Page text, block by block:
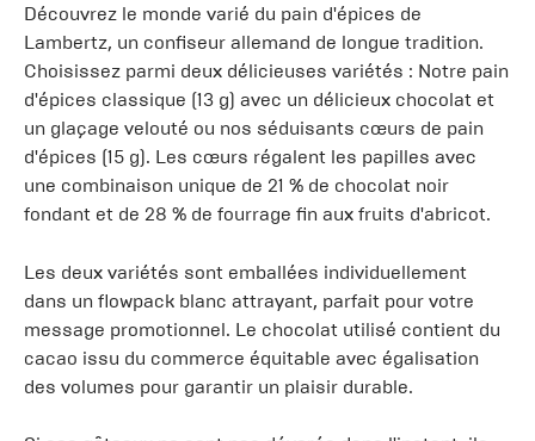
Découvrez le monde varié du pain d'épices de
Lambertz, un confiseur allemand de longue tradition.
Choisissez parmi deux délicieuses variétés : Notre pain
d'épices classique (13 g) avec un délicieux chocolat et
un glaçage velouté ou nos séduisants cœurs de pain
d'épices (15 g). Les cœurs régalent les papilles avec
une combinaison unique de 21 % de chocolat noir
fondant et de 28 % de fourrage fin aux fruits d'abricot.
Les deux variétés sont emballées individuellement
dans un flowpack blanc attrayant, parfait pour votre
message promotionnel. Le chocolat utilisé contient du
cacao issu du commerce équitable avec égalisation
des volumes pour garantir un plaisir durable.